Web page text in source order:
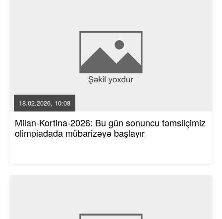
18.02.2026, 10:08
Milan-Kortina-2026: Bu gün sonuncu təmsilçimiz
olimpiadada mübarizəyə başlayır